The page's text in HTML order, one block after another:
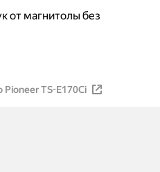
от магнитолы без
TS-E170Ci